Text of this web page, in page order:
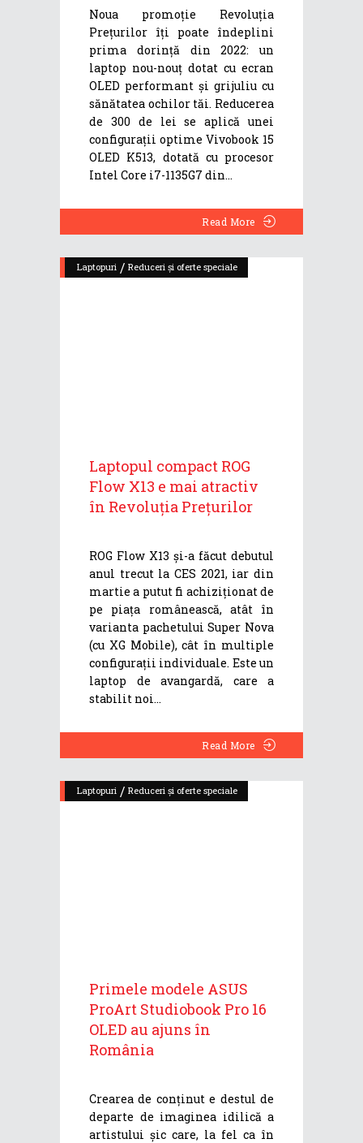
Noua promoție Revoluția
Prețurilor îți poate îndeplini
prima dorință din 2022: un
laptop nou-nouț dotat cu ecran
OLED performant și grijuliu cu
sănătatea ochilor tăi. Reducerea
de 300 de lei se aplică unei
configurații optime Vivobook 15
OLED K513, dotată cu procesor
Intel Core i7-1135G7 din
Read More
Laptopuri / Reduceri și oferte speciale
Laptopul compact ROG
Flow X13 e mai atractiv
în Revoluția Prețurilor
ROG Flow X13 și-a făcut debutul
anul trecut la CES 2021, iar din
martie a putut fi achiziționat de
pe piața românească, atât în
varianta pachetului Super Nova
(cu XG Mobile), cât în multiple
configurații individuale. Este un
laptop de avangardă, care a
stabilit noi
Read More
Laptopuri / Reduceri și oferte speciale
Primele modele ASUS
ProArt Studiobook Pro 16
OLED au ajuns în
România
Crearea de conținut e destul de
departe de imaginea idilică a
artistului șic care, la fel ca în